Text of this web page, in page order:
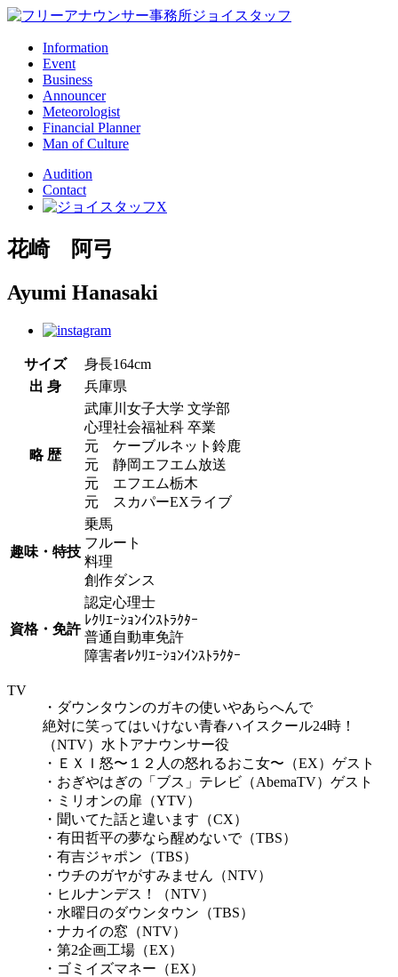
Information
Event
Business
Announcer
Meteorologist
Financial Planner
Man of Culture
Audition
Contact
花崎 阿弓
Ayumi Hanasaki
サイズ
身長164cm
出 身
兵庫県
略 歴
武庫川女子大学 文学部
心理社会福祉科 卒業
元 ケーブルネット鈴鹿
元 静岡エフエム放送
元 エフエム栃木
元 スカパーEXライブ
趣味・特技
乗馬
フルート
料理
創作ダンス
資格・免許
認定心理士
ﾚｸﾘｴｰｼｮﾝｲﾝｽﾄﾗｸﾀｰ
普通自動車免許
障害者ﾚｸﾘｴｰｼｮﾝｲﾝｽﾄﾗｸﾀｰ
TV
・ダウンタウンのガキの使いやあらへんで
絶対に笑ってはいけない青春ハイスクール24時！
（NTV）水卜アナウンサー役
・ＥＸＩ怒〜１２人の怒れるおこ女〜（EX）ゲスト
・おぎやはぎの「ブス」テレビ（AbemaTV）ゲスト
・ミリオンの扉（YTV）
・聞いてた話と違います（CX）
・有田哲平の夢なら醒めないで（TBS）
・有吉ジャポン（TBS）
・ウチのガヤがすみません（NTV）
・ヒルナンデス！（NTV）
・水曜日のダウンタウン（TBS）
・ナカイの窓（NTV）
・第2企画工場（EX）
・ゴミイズマネー（EX）